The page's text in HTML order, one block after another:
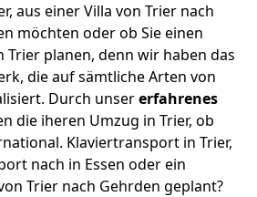
aus einer Villa von Trier nach
möchten oder ob Sie einen
Trier planen, denn wir haben das
die auf sämtliche Arten von
Durch unsererfahrenes
die iheren Umzug in Trier, ob
Klaviertransport in Trier,
nach in Essen oder ein
Trier nach Gehrden geplant?